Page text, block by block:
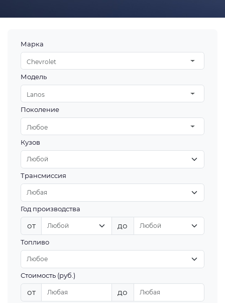
Марка
Chevrolet
Модель
Lanos
Поколение
Любое
Кузов
Трансмиссия
Год производства
от до
Топливо
Стоимость (руб.)
от до